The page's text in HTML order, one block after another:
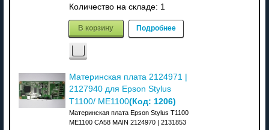
Количество на складе: 1
В корзину Подробнее
Материнская плата 2124971 |
2127940 для Epson Stylus
T1100/ ME1100(Код: 1206)
Материнская плата Epson Stylus T1100
ME1100 CA58 MAIN 2124970 | 2131853